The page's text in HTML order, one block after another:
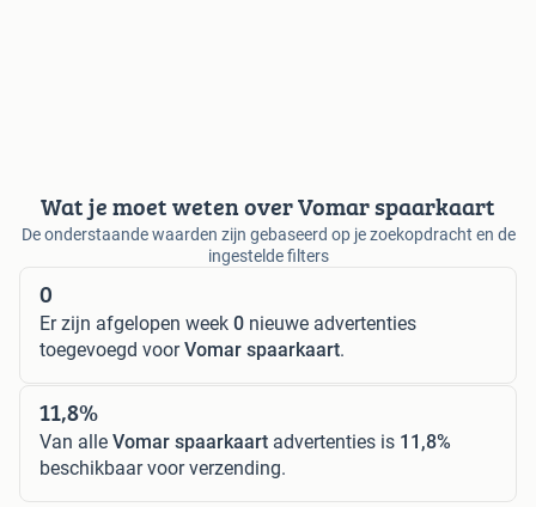
Wat je moet weten over Vomar spaarkaart
De onderstaande waarden zijn gebaseerd op je zoekopdracht en de
ingestelde filters
0
Er zijn afgelopen week 0 nieuwe advertenties
toegevoegd voorVomar spaarkaart.
11,8%
Van alle Vomar spaarkaart advertenties is 11,8%
beschikbaar voor verzending.